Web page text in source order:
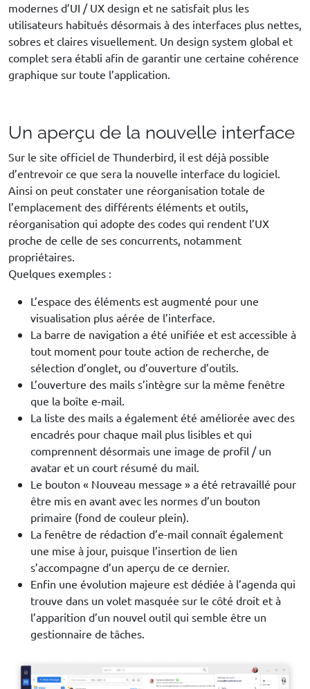
modernes d’UI / UX design et ne satisfait plus les
utilisateurs habitués désormais à des interfaces plus nettes,
sobres et claires visuellement. Un design system global et
complet sera établi afin de garantir une certaine cohérence
graphique sur toute l’application.
Un aperçu de la nouvelle interface
Sur le site officiel de Thunderbird, il est déjà possible
d’entrevoir ce que sera la nouvelle interface du logiciel.
Ainsi on peut constater une réorganisation totale de
l’emplacement des différents éléments et outils,
réorganisation qui adopte des codes qui rendent l’UX
proche de celle de ses concurrents, notamment
propriétaires.
Quelques exemples :
L’espace des éléments est augmenté pour une
visualisation plus aérée de l’interface.
La barre de navigation a été unifiée et est accessible à
tout moment pour toute action de recherche, de
sélection d’onglet, ou d’ouverture d’outils.
L’ouverture des mails s’intègre sur la même fenêtre
que la boîte e-mail.
La liste des mails a également été améliorée avec des
encadrés pour chaque mail plus lisibles et qui
comprennent désormais une image de profil / un
avatar et un court résumé du mail.
Le bouton « Nouveau message » a été retravaillé pour
être mis en avant avec les normes d’un bouton
primaire (fond de couleur plein).
La fenêtre de rédaction d’e-mail connaît également
une mise à jour, puisque l’insertion de lien
s’accompagne d’un aperçu de ce dernier.
Enfin une évolution majeure est dédiée à l’agenda qui
trouve dans un volet masquée sur le côté droit et à
l’apparition d’un nouvel outil qui semble être un
gestionnaire de tâches.